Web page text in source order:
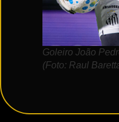
Goleiro João
(Foto: Raul